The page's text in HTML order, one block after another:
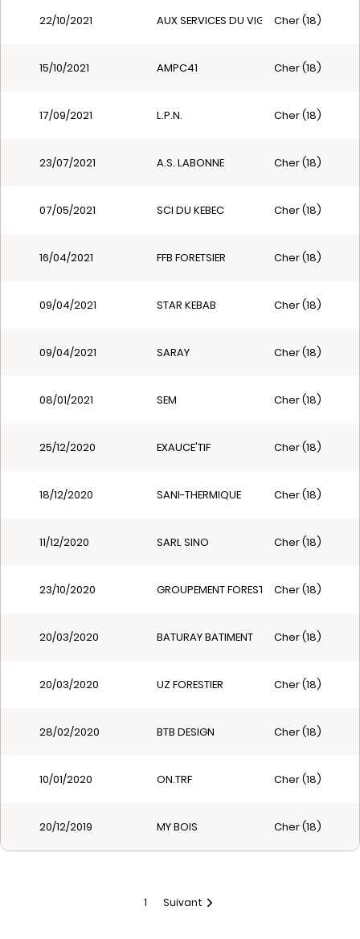
22/10/2021 AUX SERVICES DU VIGNOBLECher (18)
15/10/2021 AMPC41 Cher (18)
17/09/2021 L.P.N. Cher (18)
23/07/2021 A.S. LABONNE Cher (18)
07/05/2021 SCI DU KEBEC Cher (18)
16/04/2021 FFB FORETSIER Cher (18)
09/04/2021 STAR KEBAB Cher (18)
09/04/2021 SARAY Cher (18)
08/01/2021 SEM Cher (18)
25/12/2020 EXAUCE'TIF Cher (18)
18/12/2020 SANI-THERMIQUE Cher (18)
11/12/2020 SARL SINO Cher (18)
23/10/2020 GROUPEMENT FORESTIER DU TAILLIS PAGE
Cher (18)
20/03/2020 BATURAY BATIMENT Cher (18)
20/03/2020 UZ FORESTIER Cher (18)
28/02/2020 BTB DESIGN Cher (18)
10/01/2020 ON.TRF Cher (18)
20/12/2019 MY BOIS Cher (18)
1 Suivant